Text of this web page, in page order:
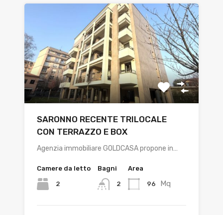
SARONNO RECENTE TRILOCALE
CON TERRAZZO E BOX
Agenzia immobiliare GOLDCASA propone in…
Camere da letto
2
Bagni
2
Area
96 Mq